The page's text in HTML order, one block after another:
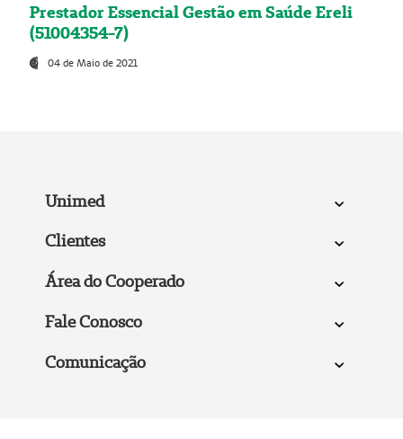
Prestador Essencial Gestão em Saúde Ereli
(51004354-7)
04 de Maio de 2021
Unimed
Clientes
Área do Cooperado
Fale Conosco
Comunicação